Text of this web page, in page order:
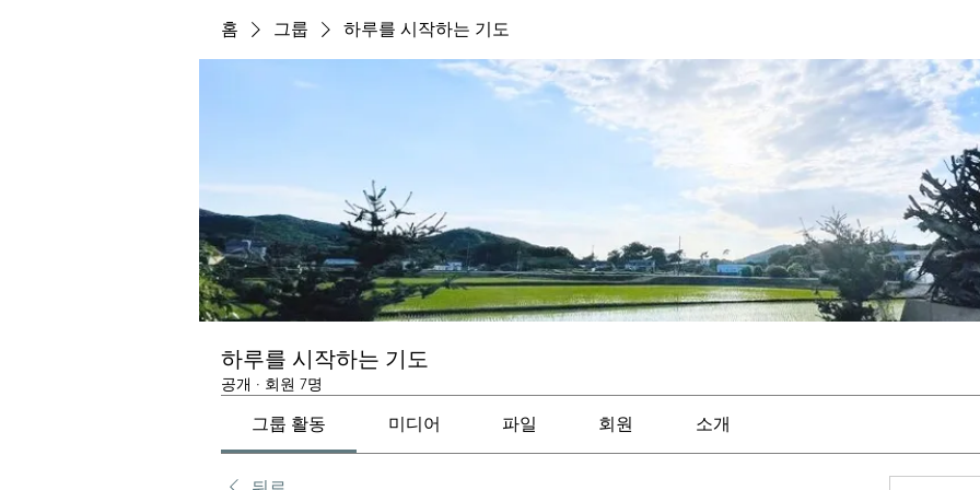
홈 그룹 하루를 시작하는 기도
하루를 시작하는 기도
공개 · 회원 7명
그룹 활동 미디어 파일 회원 소개